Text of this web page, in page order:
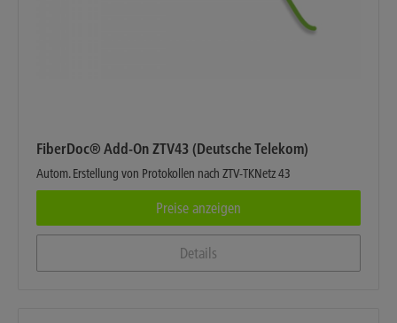
FiberDoc® Add-On ZTV43 (Deutsche Telekom)
Autom. Erstellung von Protokollen nach ZTV-TKNetz 43
Preise anzeigen
Details